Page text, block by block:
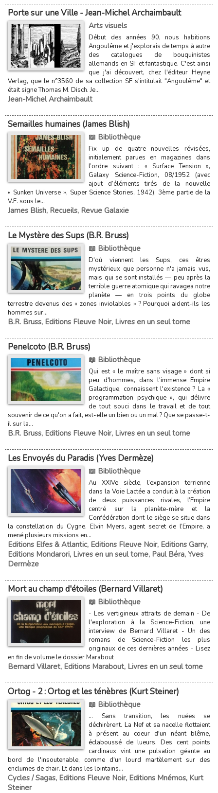
Porte sur une Ville - Jean-Michel Archaimbault
Arts visuels
Début des années 90, nous habitions
Angoulême et j'explorais de temps à autre
des catalogues de bouquinistes
allemands en SF et fantastique. C'est ainsi
que j'ai découvert, chez l'éditeur Heyne
Verlag, que le n°3560 de sa collection SF s'intitulait "Angoulême" et
était signe Thomas M. Disch. Je...
Jean-Michel Archaimbault
Semailles humaines (James Blish)
📖 Bibliothèque
Fix up de quatre nouvelles révisées,
initialement parues en magazines dans
l’ordre suivant : « Surface Tension »,
Galaxy Science-Fiction, 08/1952 (avec
ajout d’éléments tirés de la nouvelle
« Sunken Universe », Super Science Stories, 1942), 3ème partie de la
V.F. sous le...
James Blish, Recueils, Revue Galaxie
Le Mystère des Sups (B.R. Bruss)
📖 Bibliothèque
D'où viennent les Sups, ces êtres
mystérieux que personne n'a jamais vus,
mais qui se sont installés — peu après la
terrible guerre atomique qui ravagea notre
planète — en trois points du globe
terrestre devenus des « zones inviolables » ? Pourquoi aident-ils les
hommes sur...
B.R. Bruss, Editions Fleuve Noir, Livres en un seul tome
Penelcoto (B.R. Bruss)
📖 Bibliothèque
Qui est « le maître sans visage » dont si
peu d'hommes, dans l'immense Empire
Galactique, connaissent l'existence ? La «
programmation psychique », qui délivre
de tout souci dans le travail et de tout
souvenir de ce qu'on a fait, est-elle un bien ou un mal ? Que se passe-t-
il sur la...
B.R. Bruss, Editions Fleuve Noir, Livres en un seul tome
Les Envoyés du Paradis (Yves Dermèze)
📖 Bibliothèque
Au XXIVe siècle, l’expansion terrienne
dans la Voie Lactée a conduit à la création
de deux puissances rivales, l’Empire
centré sur la planète-mère et la
Confédération dont le siège se situe dans
la constellation du Cygne. Elvin Myers, agent secret de l’Empire, a
mené plusieurs missions en...
Editions Elfes & Atlantic, Editions Fleuve Noir, Editions Garry,
Editions Mondarori, Livres en un seul tome, Paul Béra, Yves
Dermèze
Mort au champ d'étoiles (Bernard Villaret)
📖 Bibliothèque
- Les vertigineux attraits de demain - De
l'exploration à la Science-Fiction, une
interview de Bernard Villaret - Un des
romans de Science-Fiction les plus
originaux de ces dernières années - Lisez
en fin de volume le dossier Marabout
Bernard Villaret, Editions Marabout, Livres en un seul tome
Ortog - 2 : Ortog et les ténèbres (Kurt Steiner)
📖 Bibliothèque
... Sans transition, les nuées se
déchirèrent. La Nef et sa nacelle flottaient
à présent au coeur d'un néant blême,
éclaboussé de lueurs. Des cent points
cardinaux vint une pulsation géante au
bord de l'insoutenable, comme d'un lourd martèlement sur des
enclumes de chair. Et dans les lointains...
Cycles / Sagas, Editions Fleuve Noir, Editions Mnémos, Kurt
Steiner